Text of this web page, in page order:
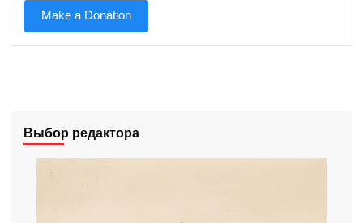
Make a Donation
Выбор редактора